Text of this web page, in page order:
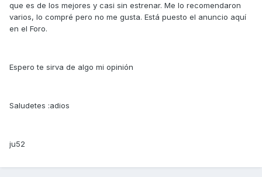
que es de los mejores y casi sin estrenar. Me lo recomendaron
varios, lo compré pero no me gusta. Está puesto el anuncio aquí
en el Foro.
Espero te sirva de algo mi opinión
Saludetes :adios
ju52